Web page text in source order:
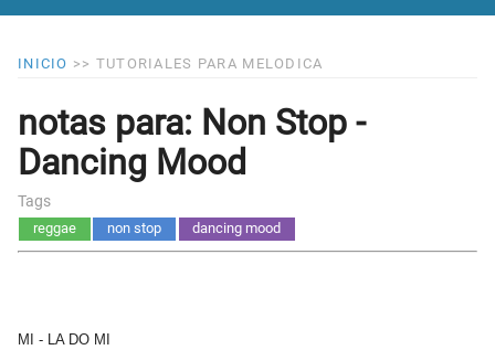
INICIO >> TUTORIALES PARA MELODICA
notas para: Non Stop -
Dancing Mood
Tags
reggae non stop dancing mood
MI - LA DO MI